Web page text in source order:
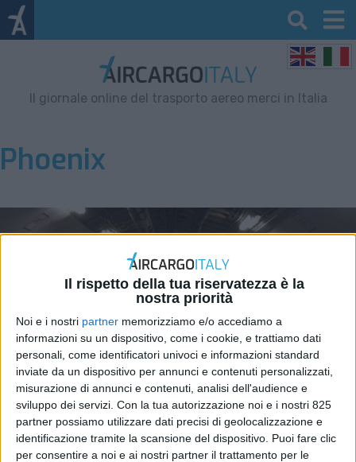
Il rispetto della tua riservatezza è la
nostra priorità
Noi e i nostri partner memorizziamo e/o accediamo a
informazioni su un dispositivo, come i cookie, e trattiamo dati
personali, come identificatori univoci e informazioni standard
inviate da un dispositivo per annunci e contenuti personalizzati,
misurazione di annunci e contenuti, analisi dell'audience e
sviluppo dei servizi. Con la tua autorizzazione noi e i nostri 825
partner possiamo utilizzare dati precisi di geolocalizzazione e
identificazione tramite la scansione del dispositivo. Puoi fare clic
per consentire a noi e ai nostri partner il trattamento per le
Il giornale online del trasporto aereo merci in Italia
Phoenix